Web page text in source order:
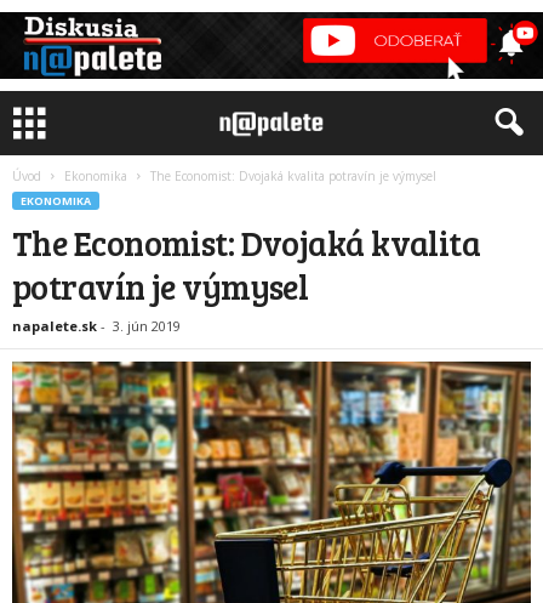
Úvod Ekonomika The Economist: Dvojaká kvalita potravín je výmysel
EKONOMIKA
The Economist: Dvojaká kvalita
potravín je výmysel
napalete.sk - 3. jún 2019